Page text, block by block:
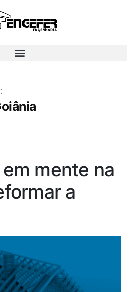
mente na
a